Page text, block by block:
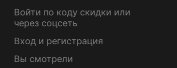
Войти по коду скидки или
через соцсеть
Вход и регистрация
Вы смотрели